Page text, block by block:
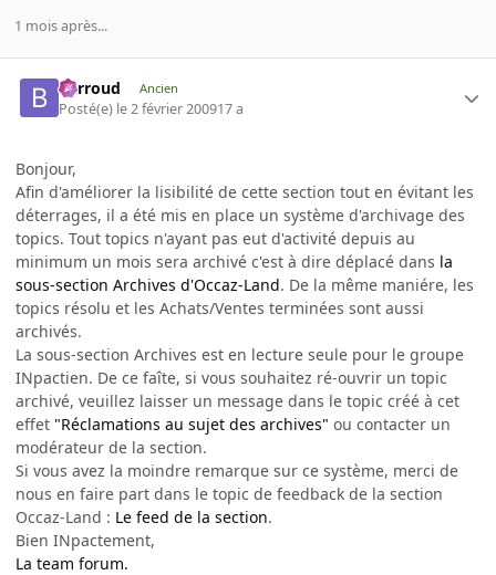
1 mois après...
Barroud Ancien
Posté(e) le 2 février 200917 a
Bonjour,
Afin d'améliorer la lisibilité de cette section tout en évitant les
déterrages, il a été mis en place un système d'archivage des
topics. Tout topics n'ayant pas eut d'activité depuis au
minimum un mois sera archivé c'est à dire déplacé dans la
sous-section Archives d'Occaz-Land. De la même maniére, les
topics résolu et les Achats/Ventes terminées sont aussi
archivés.
La sous-section Archives est en lecture seule pour le groupe
INpactien. De ce faîte, si vous souhaitez ré-ouvrir un topic
archivé, veuillez laisser un message dans le topic créé à cet
effet "Réclamations au sujet des archives" ou contacter un
modérateur de la section.
Si vous avez la moindre remarque sur ce système, merci de
nous en faire part dans le topic de feedback de la section
Occaz-Land : Le feed de la section.
Bien INpactement,
La team forum.